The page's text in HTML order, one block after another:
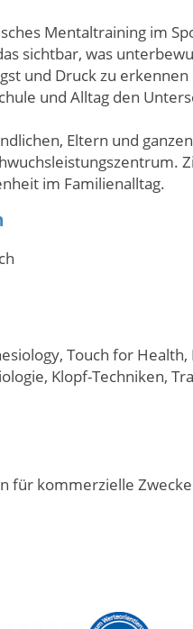
Mentaltraining im
sichtbar, was
und Druck zu
und Alltag den
Eltern und
im Familienalltag.
Touch for
Klopf-Techniken,
für kommerzielle